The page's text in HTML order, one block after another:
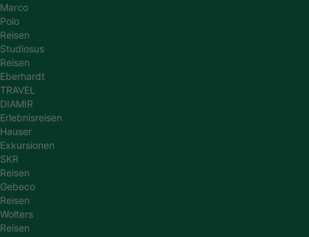
Marco
Polo
Reisen
Studiosus
Reisen
Eberhardt
TRAVEL
DIAMIR
Erlebnisreisen
Hauser
Exkursionen
SKR
Reisen
Gebeco
Reisen
Wolters
Reisen